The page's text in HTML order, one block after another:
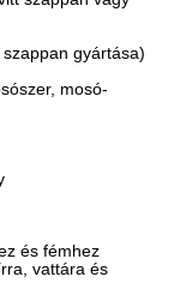
gyártása)
mosó-
és fémhez
vattára és